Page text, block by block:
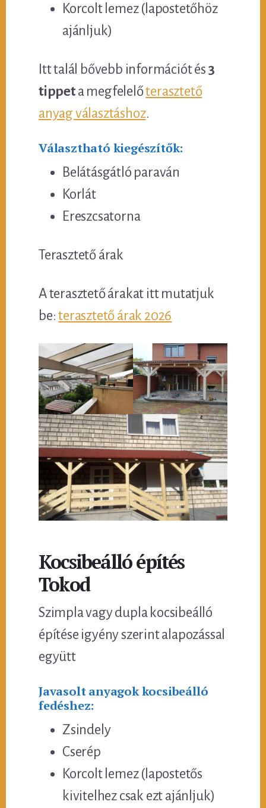
Korcolt lemez (lapostetőhöz
ajánljuk)
Itt talál bővebb információt és 3
tippeta megfelelőterasztető
anyag választáshoz.
Választható kiegészítők:
Belátásgátló paraván
Korlát
Ereszcsatorna
Terasztető árak
A terasztető árakat itt mutatjuk
be:terasztető árak 2026
Kocsibeálló építés
Tokod
Szimpla vagy dupla kocsibeálló
építése igyény szerint alapozással
együtt
Javasolt anyagok kocsibeálló
fedéshez:
Zsindely
Cserép
Korcolt lemez (lapostetős
kivitelhez csak ezt ajánljuk)